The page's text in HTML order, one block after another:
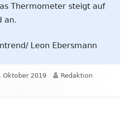
Thermometer steigt auf
an.
Leon Ebersmann
Oktober 2019 Autor
Redaktion